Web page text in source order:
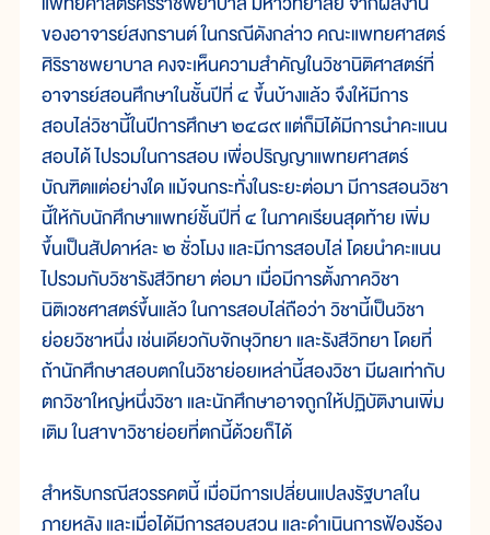
ของอาจารย์สงกรานต์ ในกรณีดังกล่าว คณะแพทยศาสตร์
ศิริราชพยาบาล คงจะเห็นความสำคัญในวิชานิติศาสตร์ที่
อาจารย์สอนศึกษาในชั้นปีที่ ๔ ขึ้นบ้างแล้ว จึงให้มีการ
สอบไล่วิชานี้ในปีการศึกษา ๒๔๘๙ แต่ก็มิได้มีการนำคะแนน
สอบได้ ไปรวมในการสอบ เพื่อปริญญาแพทยศาสตร์
บัณฑิตแต่อย่างใด แม้จนกระทั่งในระยะต่อมา มีการสอนวิชา
นี้ให้กับนักศึกษาแพทย์ชั้นปีที่ ๔ ในภาคเรียนสุดท้าย เพิ่ม
ขึ้นเป็นสัปดาห์ละ ๒ ชั่วโมง และมีการสอบไล่ โดยนำคะแนน
ไปรวมกับวิชารังสีวิทยา ต่อมา เมื่อมีการตั้งภาควิชา
นิติเวชศาสตร์ขึ้นแล้ว ในการสอบไล่ถือว่า วิชานี้เป็นวิชา
ย่อยวิชาหนึ่ง เช่นเดียวกับจักษุวิทยา และรังสีวิทยา โดยที่
ถ้านักศึกษาสอบตกในวิชาย่อยเหล่านี้สองวิชา มีผลเท่ากับ
ตกวิชาใหญ่หนึ่งวิชา และนักศึกษาอาจถูกให้ปฏิบัติงานเพิ่ม
เติม ในสาขาวิชาย่อยที่ตกนี้ด้วยก็ได้
สำหรับกรณีสวรรคตนี้ เมื่อมีการเปลี่ยนแปลงรัฐบาลใน
ภายหลัง และเมื่อได้มีการสอบสวน และดำเนินการฟ้องร้อง